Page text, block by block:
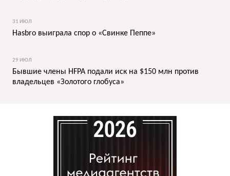
31 ИЮЛ
Hasbro выиграла спор о «Свинке Пеппе»
29 ИЮЛ
Бывшие члены HFPA подали иск на $150 млн против
владельцев «Золотого глобуса»